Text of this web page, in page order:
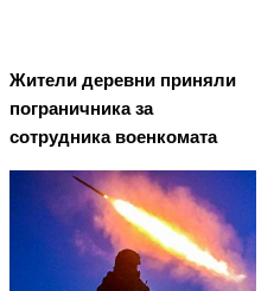
Жители деревни приняли
пограничника за
сотрудника военкомата